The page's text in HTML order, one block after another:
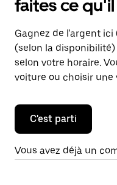
faites ce
Gagnez de l'argent
(selon la disponibilité)
selon votre horaire.
voiture ou choisir une
C'est parti
Vous avez déjà un